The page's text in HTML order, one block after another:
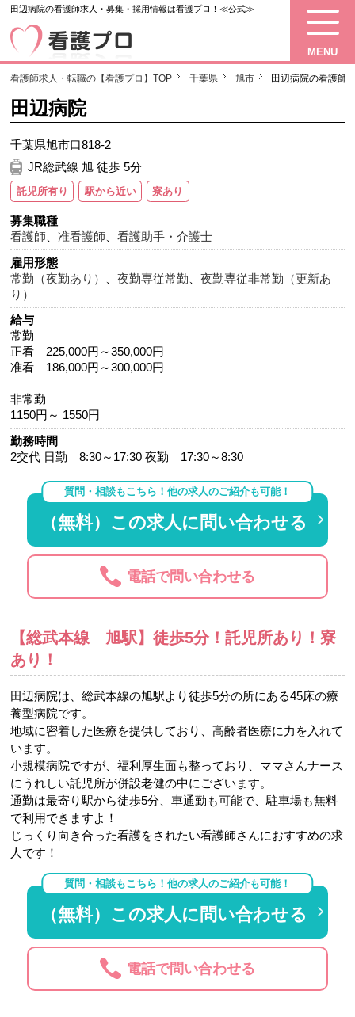
田辺病院の看護師求人・募集・採用情報は看護プロ！≪公式≫
MENU
看護師求人・転職の【看護プロ】TOP 千葉県 旭市 田辺病院の看護師
田辺病院
千葉県旭市口818-2
JR総武線 旭 徒歩 5分
託児所有り 駅から近い 寮あり
募集職種
看護師 、准看護師 、看護助手・介護士
雇用形態
常勤（夜勤あり）
、夜勤専従常勤 、夜勤専従非常勤（更新あ
り）
給与
常勤
正看 225,000円～350,000円
准看 186,000円～300,000円
非常勤
1150円～ 1550円
勤務時間
2交代 日勤 8:30～17:30 夜勤 17:30～8:30
質問・相談もこちら！他の求人のご紹介も可能！
（無料）この求人に問い合わせる
電話で問い合わせる
【総武本線 旭駅】徒歩5分！託児所あり！寮
あり！
田辺病院は、総武本線の旭駅より徒歩5分の所にある45床の療
養型病院です。
地域に密着した医療を提供しており、高齢者医療に力を入れて
います。
小規模病院ですが、福利厚生面も整っており、ママさんナース
にうれしい託児所が併設老健の中にございます。
通勤は最寄り駅から徒歩5分、車通勤も可能で、駐車場も無料
で利用できますよ！
じっくり向き合った看護をされたい看護師さんにおすすめの求
人です！
質問・相談もこちら！他の求人のご紹介も可能！
（無料）この求人に問い合わせる
電話で問い合わせる